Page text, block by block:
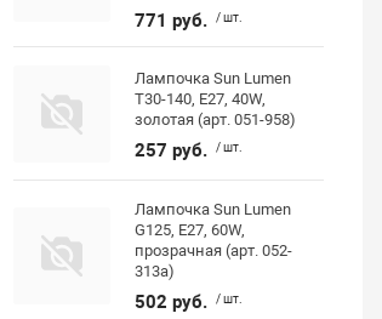
771 руб. / шт.
Лампочка Sun Lumen
Т30-140, E27, 40W,
золотая (арт. 051-958)
257 руб. / шт.
Лампочка Sun Lumen
G125, E27, 60W,
прозрачная (арт. 052-
313a)
502 руб. / шт.